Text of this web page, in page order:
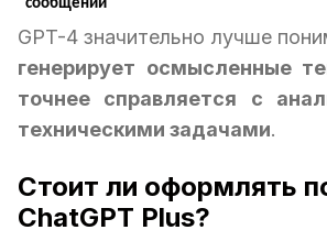
сообщений
GPT-4 значительно лучше
генерирует осмысленные
точнее справляется с
техническими задачами.
Стоит ли оформлять
ChatGPT Plus?